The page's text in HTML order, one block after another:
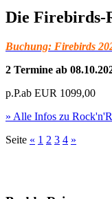
Die Firebirds-
Buchung: Firebirds
2 Termine ab
p.P.ab EUR 1099,00
» Alle Infos zu
Seite « 1 2 3 4 »